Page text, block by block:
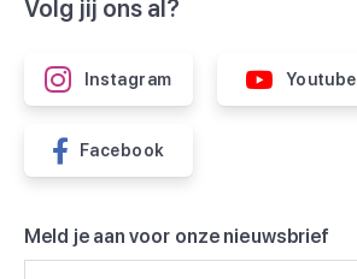
Volg jij ons al?
Instagram Youtube
Facebook
Meld je aan voor onze nieuwsbrief